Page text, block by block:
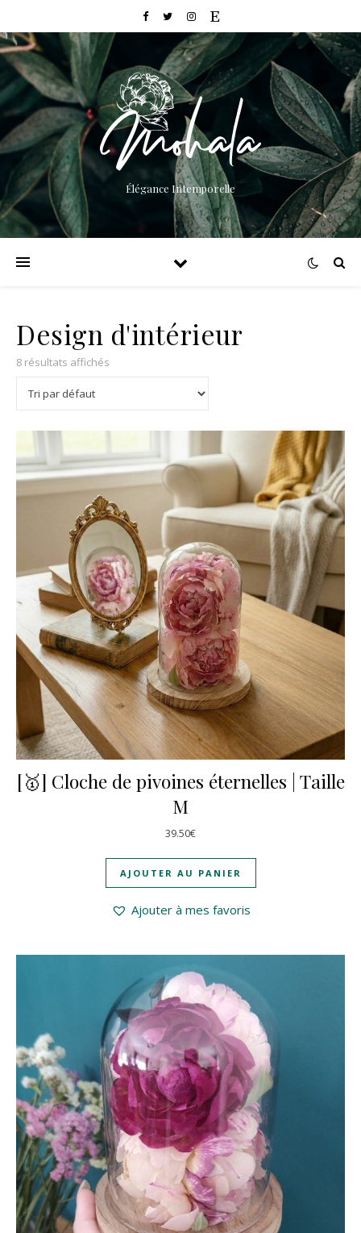
Élégance Intemporelle
Design d'intérieur
8 résultats affichés
[🥇] Cloche de pivoines éternelles | Taille
M
39.50€
AJOUTER AU PANIER
Ajouter à mes favoris